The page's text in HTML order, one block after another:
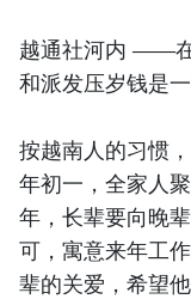
越通社河内 ——
和派发压岁钱是
按越南人的习惯
年初一，全家人
年，长辈要向晚
可，寓意来年工
辈的关爱，希望